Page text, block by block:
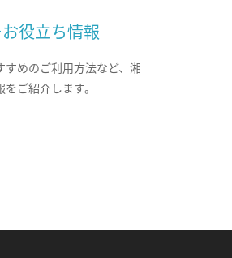
役立ち情報
めのご利用方法など、湘
ご紹介します。